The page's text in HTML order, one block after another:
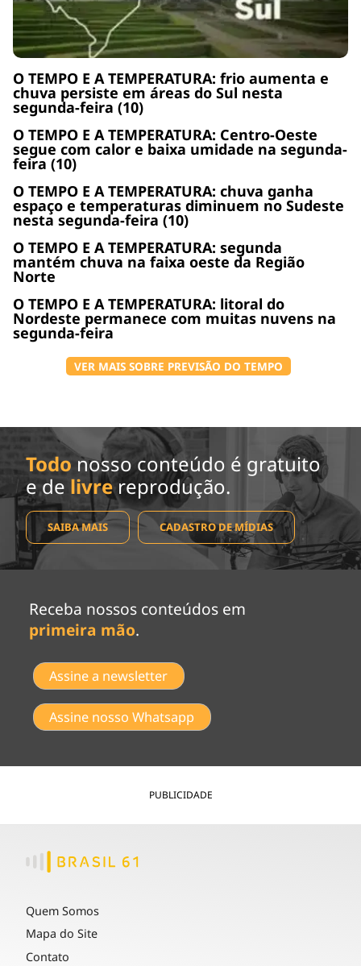
O TEMPO E A TEMPERATURA: frio aumenta e
chuva persiste em áreas do Sul nesta
segunda-feira (10)
O TEMPO E A TEMPERATURA: Centro-Oeste
segue com calor e baixa umidade na segunda-
feira (10)
O TEMPO E A TEMPERATURA: chuva ganha
espaço e temperaturas diminuem no Sudeste
nesta segunda-feira (10)
O TEMPO E A TEMPERATURA: segunda
mantém chuva na faixa oeste da Região
Norte
O TEMPO E A TEMPERATURA: litoral do
Nordeste permanece com muitas nuvens na
segunda-feira
VER MAIS SOBRE PREVISÃO DO TEMPO
Todo nosso conteúdo é gratuito
e de livrereprodução.
SAIBA MAIS CADASTRO DE MÍDIAS
Receba nossos conteúdos em
primeira mão.
Assine a newsletter
Assine nosso Whatsapp
PUBLICIDADE
Quem Somos
Mapa do Site
Contato